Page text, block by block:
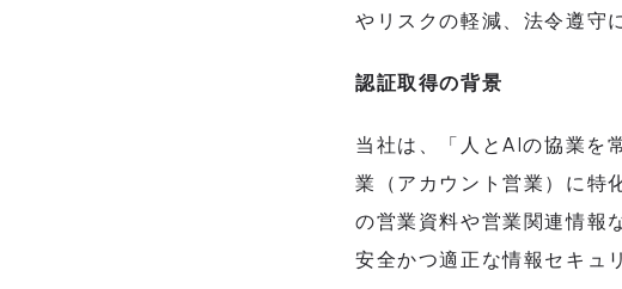
やリスクの軽減、法令遵守
認証取得の背景
当社は、「人とAIの協業を
業（アカウント営業）に特
の営業資料や営業関連情報
安全かつ適正な情報セキュ